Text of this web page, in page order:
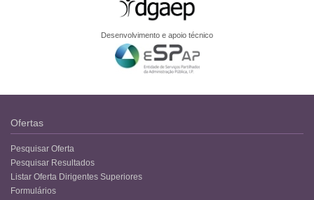
Desenvolvimento e apoio técnico
Ofertas
Pesquisar Oferta
Pesquisar Resultados
Listar Oferta Dirigentes Superiores
Formulários